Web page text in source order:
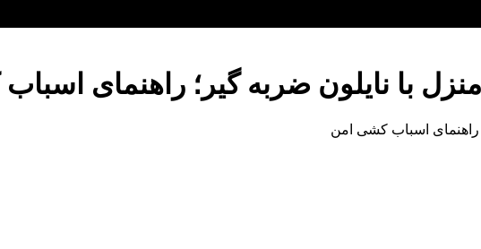
با نایلون ضربه گیر؛ راهنمای